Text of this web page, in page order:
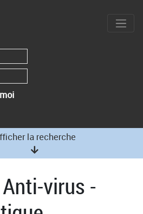
la recherche
virus -